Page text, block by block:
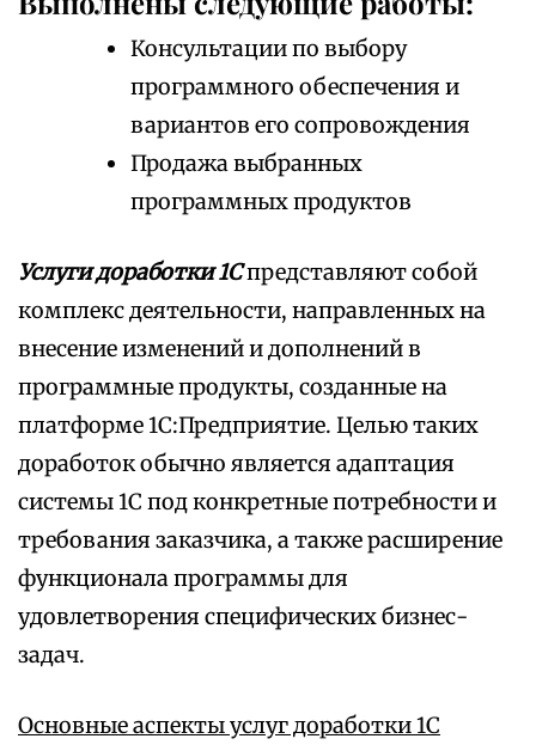
Консультации по выбору
программного обеспечения и
вариантов его сопровождения
Продажа выбранных
программных продуктов
Услуги доработки 1Спредставляют собой
комплекс деятельности, направленных на
внесение изменений и дополнений в
программные продукты, созданные на
платформе 1С:Предприятие. Целью таких
доработок обычно является адаптация
системы 1С под конкретные потребности и
требования заказчика, а также расширение
функционала программы для
удовлетворения специфических бизнес-
задач.
Основные аспекты услуг доработки 1С